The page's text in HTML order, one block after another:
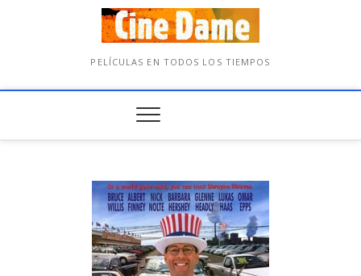
PELÍCULAS EN TODOS LOS TIEMPOS